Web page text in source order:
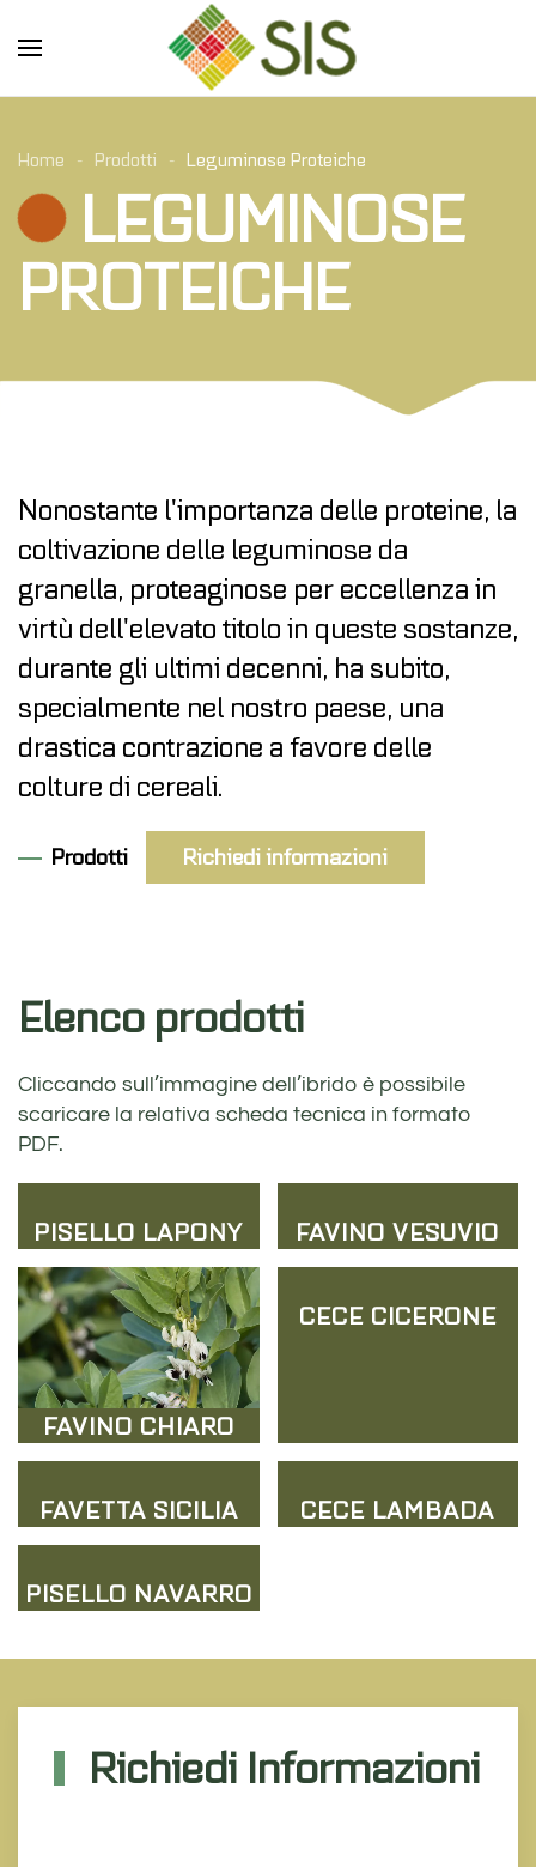
Skip to main content
Home Prodotti Leguminose Proteiche
LEGUMINOSE
PROTEICHE
Nonostante l’importanza delle proteine, la
coltivazione delle leguminose da
granella, proteaginose per eccellenza in
virtù dell’elevato titolo in queste sostanze,
durante gli ultimi decenni, ha subito,
specialmente nel nostro paese, una
drastica contrazione a favore delle
colture di cereali.
Prodotti Richiedi informazioni
Elenco prodotti
Cliccando sull’immagine dell’ibrido è possibile
scaricare la relativa scheda tecnica in formato
PDF.
PISELLO LAPONY FAVINO VESUVIO
FAVINO CHIARO
CECE CICERONE
FAVETTA SICILIA CECE LAMBADA
PISELLO NAVARRO
Richiedi Informazioni